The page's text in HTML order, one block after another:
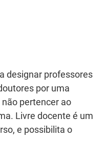
designar professores
por uma
pertencer ao
Livre docente é um
e possibilita o